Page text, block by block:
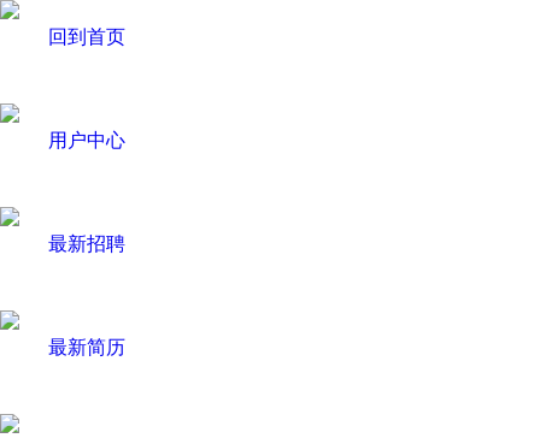
回到首页
用户中心
最新招聘
最新简历